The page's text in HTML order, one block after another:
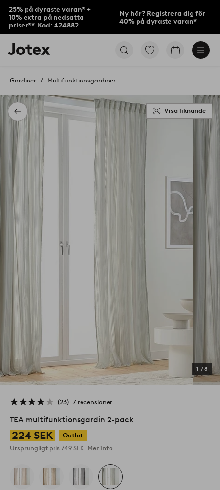
25% på dyraste varan* +
10% extra på nedsatta
priser**. Kod: 424882
Ny här? Registrera dig för
40% på dyraste varan*
Jotex
logotyp
till
Gå
Gå
Tillbaka
Gardiner Multifunktionsgardiner
1 /8
Visa liknande
23 7 recensioner
TEA multifunktionsgardin 2-pack
224 SEK
Outlet
Ursprungligt pris 749 SEK Mer info